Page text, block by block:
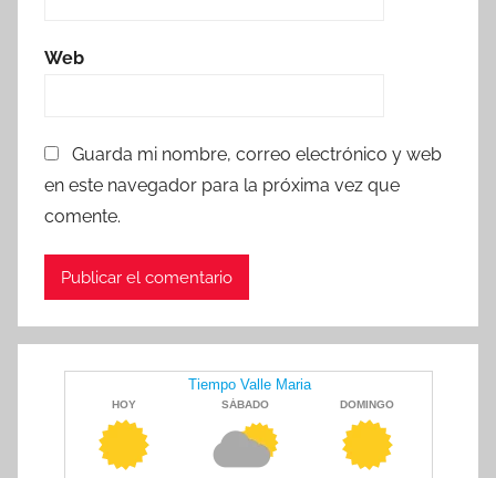
Web
Guarda mi nombre, correo electrónico y web
en este navegador para la próxima vez que
comente.